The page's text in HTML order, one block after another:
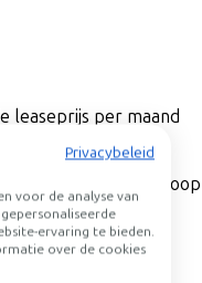
leaseprijs per maand
indicatief. De
Privacybeleid
voor de analyse van
ervaring te bieden.
over de cookies